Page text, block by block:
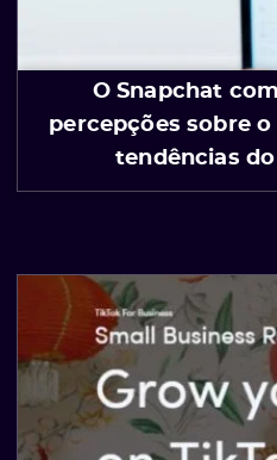
O Snapchat
percepções sobre
tendências